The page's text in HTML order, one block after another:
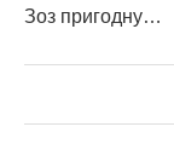
Зоз пригодну…